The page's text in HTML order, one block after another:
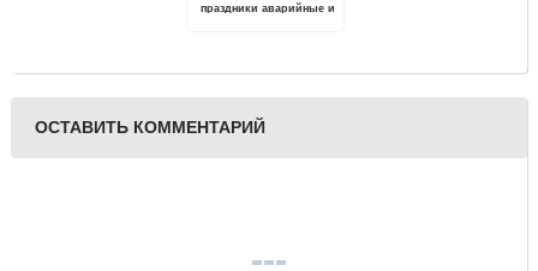
праздники аварийные и
ОСТАВИТЬ КОММЕНТАРИЙ